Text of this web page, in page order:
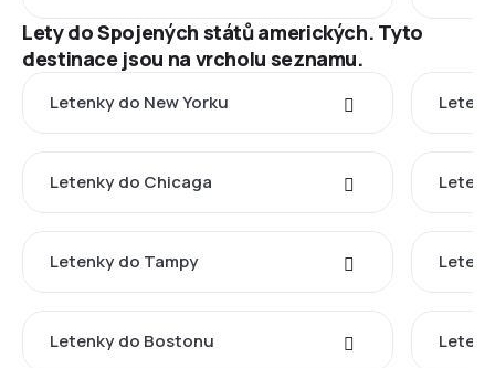
Lety do Spojených států amerických. Tyto
destinace jsou na vrcholu seznamu.
Letenky do New Yorku
Letenky do Chicaga
Letenky do Tampy
Letenky do Bostonu